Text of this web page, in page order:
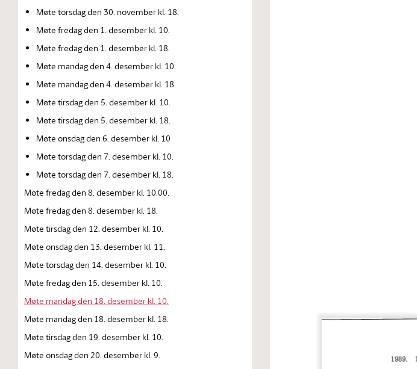
Møte torsdag den 30. november kl. 18.
Møte fredag den 1. desember kl. 10.
Møte fredag den 1. desember kl. 18.
Møte mandag den 4. desember kl. 10.
Møte mandag den 4. desember kl. 18.
Møte tirsdag den 5. desember kl. 10.
Møte tirsdag den 5. desember kl. 18.
Møte onsdag den 6. desember kl. 10
Møte torsdag den 7. desember kl. 10.
Møte torsdag den 7. desember kl. 18.
Møte fredag den 8. desember kl. 10.00.
Møte fredag den 8. desember kl. 18.
Møte tirsdag den 12. desember kl. 10.
Møte onsdag den 13. desember kl. 11.
Møte torsdag den 14. desember kl. 10.
Møte fredag den 15. desember kl. 10.
Møte mandag den 18. desember kl. 10.
Møte mandag den 18. desember kl. 18.
Møte tirsdag den 19. desember kl. 10.
Møte onsdag den 20. desember kl. 9.